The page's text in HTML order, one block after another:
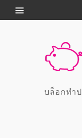
บล็อกทำ